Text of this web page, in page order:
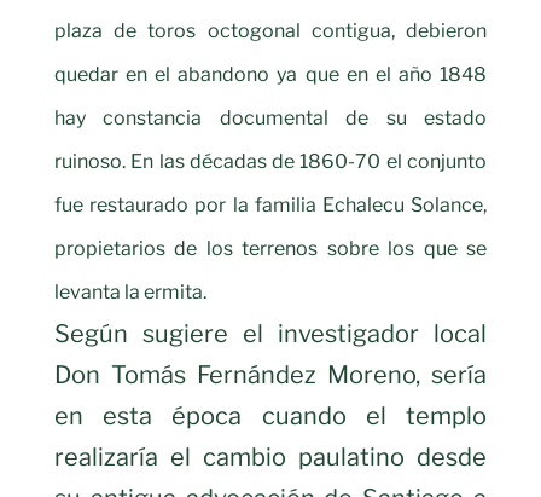
plaza de toros octogonal contigua, debieron
quedar en el abandono ya que en el año 1848
hay constancia documental de su estado
ruinoso. En las décadas de 1860-70 el conjunto
fue restaurado por la familia Echalecu Solance,
propietarios de los terrenos sobre los que se
levanta la ermita.
Según sugiere el investigador local
Don Tomás Fernández Moreno, sería
en esta época cuando el templo
realizaría el cambio paulatino desde